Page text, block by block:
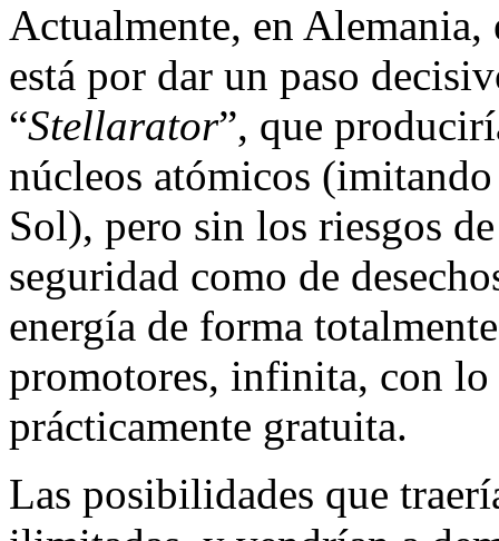
Actualmente, en
está por dar un paso
“Stellarator”, que
núcleos atómicos
Sol), pero sin los riesgos
seguridad como de
energía de forma
promotores, infinita, con lo
prácticamente gratuita.
Las posibilidades que